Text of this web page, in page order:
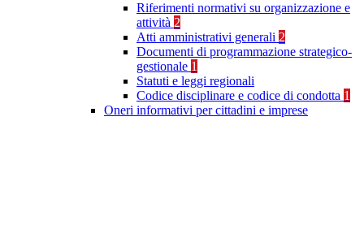
Riferimenti normativi su organizzazione e
attività 2
Atti amministrativi generali 2
Documenti di programmazione strategico-
gestionale 1
Statuti e leggi regionali
Codice disciplinare e codice di condotta 1
Oneri informativi per cittadini e imprese